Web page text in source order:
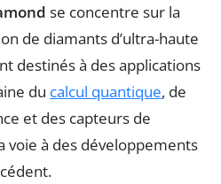
se concentre sur la
de diamants d’ultra-haute
destinés à des applications
du calcul quantique, de
et des capteurs de
voie à des développements